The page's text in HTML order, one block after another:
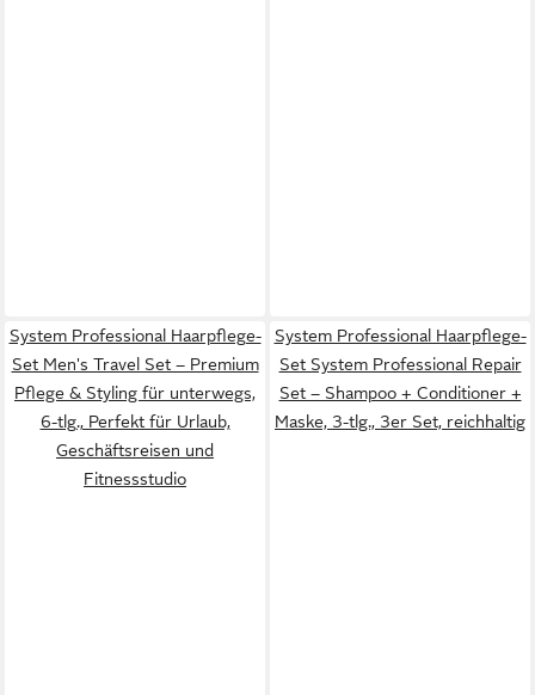
System Professional Haarpflege-
Set Men's Travel Set – Premium
Pflege & Styling für unterwegs,
6-tlg., Perfekt für Urlaub,
Geschäftsreisen und
Fitnessstudio
System Professional Haarpflege-
Set System Professional Repair
Set – Shampoo + Conditioner +
Maske, 3-tlg., 3er Set, reichhaltig